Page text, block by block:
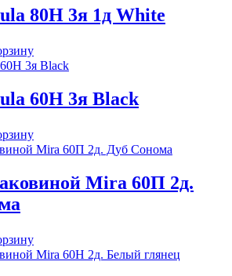
80Н 3я 1д White
60Н 3я Black
Mira 60П 2д.